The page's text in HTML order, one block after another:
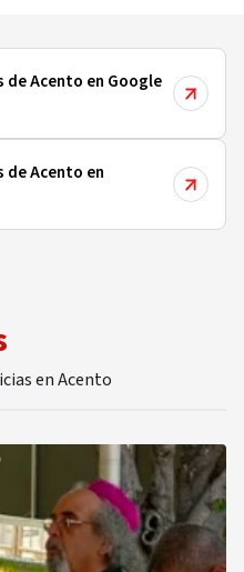
Acento en Google
de Acento en